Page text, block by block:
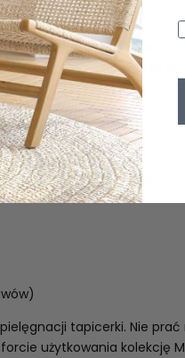
się wysoką
łatwy do utrzymania w
oraz OEKO-TEX
przez zewnętrzne,
wnosi do każdego
tapicerki. Nie prać
użytkowania kolekcję